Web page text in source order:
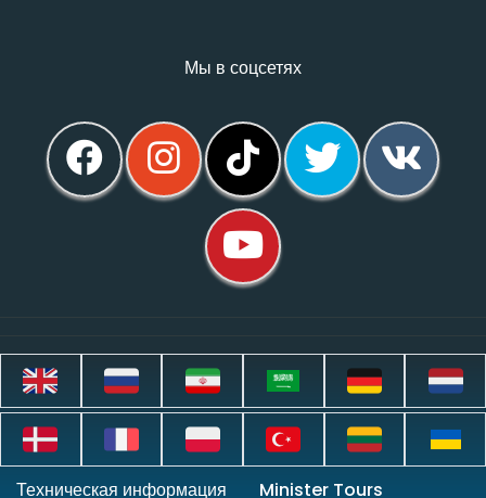
Мы в соцсетях
Техническая информация Minister Tours